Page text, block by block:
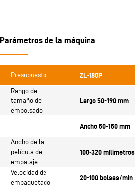
Parámetros de la máquina
Presupuesto ZL-180P
Rango de
tamaño de
embolsado
Largo 50-190 mm
Ancho 50-150 mm
Ancho de la
película de
embalaje
100-320 milímetros
Velocidad de
empaquetado
20-100 bolsas/min